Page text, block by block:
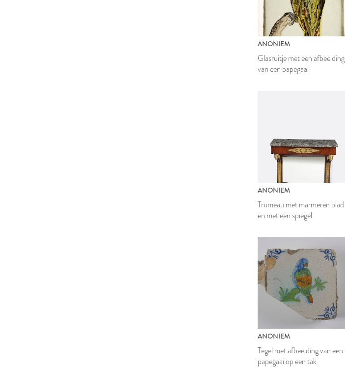
ANONIEM
Glasruitje met een afbeelding
van een papegaai
ANONIEM
Trumeau met marmeren blad
en met een spiegel
ANONIEM
Tegel met afbeelding van een
papegaai op een tak